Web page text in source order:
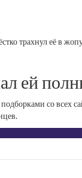
трахнул её в
ей
со всех